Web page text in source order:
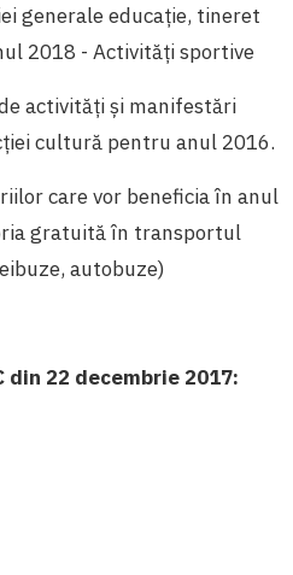
generale educație, tineret
2018 - Activități sportive
activităţi şi manifestări
cultură pentru anul 2016.
care vor beneficia în anul
gratuită în transportul
autobuze)
din 22 decembrie 2017: